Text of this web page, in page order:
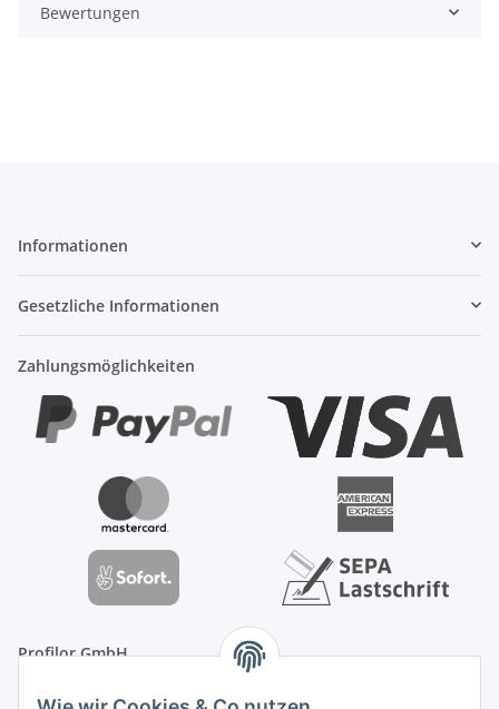
Bewertungen
Informationen
Gesetzliche Informationen
Zahlungsmöglichkeiten
Profilor GmbH
OdF.Platz 2